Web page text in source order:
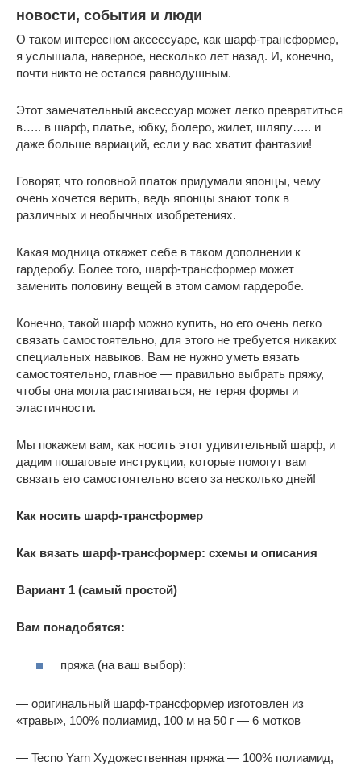
новости, события и люди
О таком интересном аксессуаре, как шарф-трансформер,
я услышала, наверное, несколько лет назад. И, конечно,
почти никто не остался равнодушным.
Этот замечательный аксессуар может легко превратиться
в….. в шарф, платье, юбку, болеро, жилет, шляпу….. и
даже больше вариаций, если у вас хватит фантазии!
Говорят, что головной платок придумали японцы, чему
очень хочется верить, ведь японцы знают толк в
различных и необычных изобретениях.
Какая модница откажет себе в таком дополнении к
гардеробу. Более того, шарф-трансформер может
заменить половину вещей в этом самом гардеробе.
Конечно, такой шарф можно купить, но его очень легко
связать самостоятельно, для этого не требуется никаких
специальных навыков. Вам не нужно уметь вязать
самостоятельно, главное — правильно выбрать пряжу,
чтобы она могла растягиваться, не теряя формы и
эластичности.
Мы покажем вам, как носить этот удивительный шарф, и
дадим пошаговые инструкции, которые помогут вам
связать его самостоятельно всего за несколько дней!
Как носить шарф-трансформер
Как вязать шарф-трансформер: схемы и описания
Вариант 1 (самый простой)
Вам понадобятся:
пряжа (на ваш выбор):
— оригинальный шарф-трансформер изготовлен из
«травы», 100% полиамид, 100 м на 50 г — 6 мотков
— Tecno Yarn Художественная пряжа — 100% полиамид,